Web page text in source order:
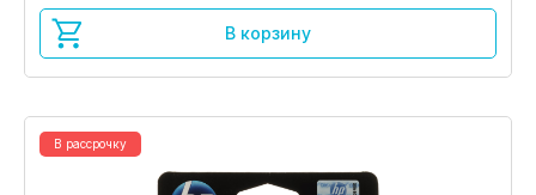
В корзину
В рассрочку